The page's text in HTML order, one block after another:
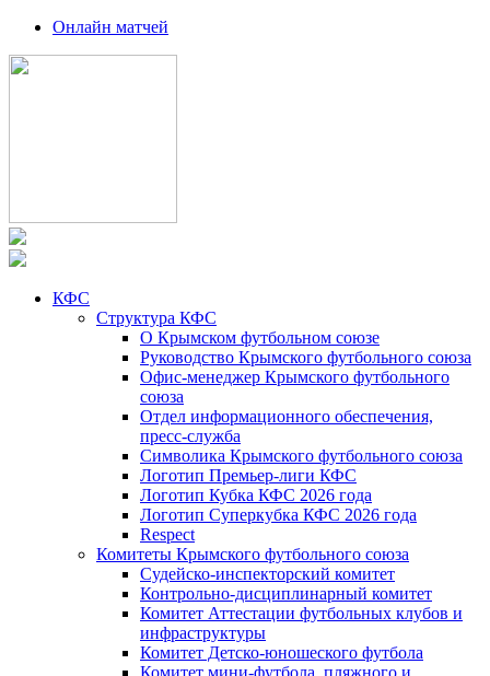
Онлайн матчей
КФС
Структура КФС
О Крымском футбольном союзе
Руководство Крымского футбольного союза
Офис-менеджер Крымского футбольного
союза
Отдел информационного обеспечения,
пресс-служба
Символика Крымского футбольного союза
Логотип Премьер-лиги КФС
Логотип Кубка КФС 2026 года
Логотип Суперкубка КФС 2026 года
Respect
Комитеты Крымского футбольного союза
Судейско-инспекторский комитет
Контрольно-дисциплинарный комитет
Комитет Аттестации футбольных клубов и
инфраструктуры
Комитет Детско-юношеского футбола
Комитет мини-футбола, пляжного и